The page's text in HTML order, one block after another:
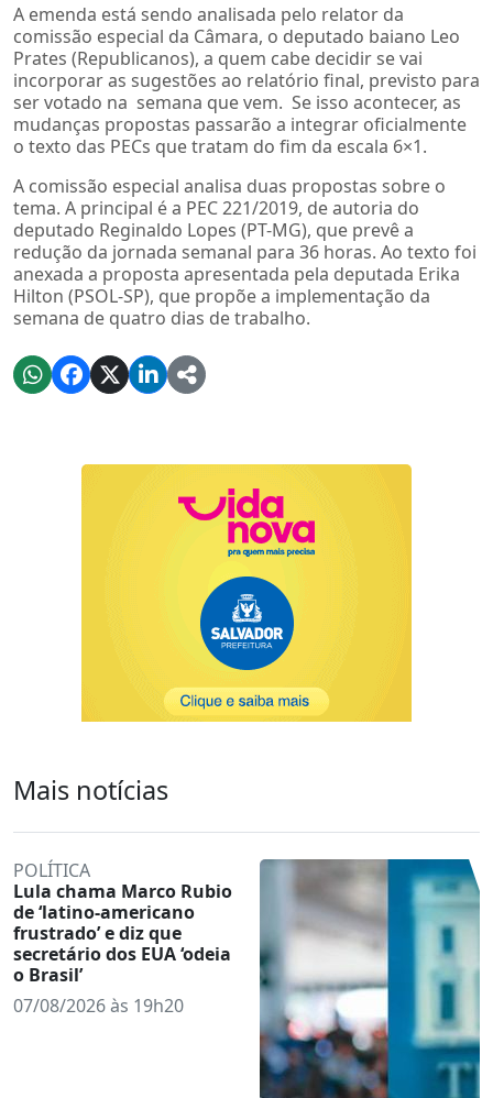
A emenda está sendo analisada pelo relator da
comissão especial da Câmara, o deputado baiano Leo
Prates (Republicanos), a quem cabe decidir se vai
incorporar as sugestões ao relatório final, previsto para
ser votado na semana que vem. Se isso acontecer, as
mudanças propostas passarão a integrar oficialmente
o texto das PECs que tratam do fim da escala 6×1.
A comissão especial analisa duas propostas sobre o
tema. A principal é a PEC 221/2019, de autoria do
deputado Reginaldo Lopes (PT-MG), que prevê a
redução da jornada semanal para 36 horas. Ao texto foi
anexada a proposta apresentada pela deputada Erika
Hilton (PSOL-SP), que propõe a implementação da
semana de quatro dias de trabalho.
Mais notícias
POLÍTICA
Lula chama Marco Rubio
de ‘latino-americano
frustrado’ e diz que
secretário dos EUA ‘odeia
o Brasil’
07/08/2026 às 19h20